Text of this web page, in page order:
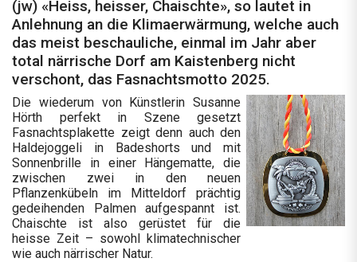
(jw) «Heiss, heisser, Chaischte», so lautet in
Anlehnung an die Klimaerwärmung, welche auch
das meist beschauliche, einmal im Jahr aber
total närrische Dorf am Kaistenberg nicht
verschont, das Fasnachtsmotto 2025.
Die wiederum von Künstlerin Susanne
Hörth perfekt in Szene gesetzt
Fasnachtsplakette zeigt denn auch den
Haldejoggeli in Badeshorts und mit
Sonnenbrille in einer Hängematte, die
zwischen zwei in den neuen
Pflanzenkübeln im Mitteldorf prächtig
gedeihenden Palmen aufgespannt ist.
Chaischte ist also gerüstet für die
heisse Zeit – sowohl klimatechnischer
wie auch närrischer Natur.